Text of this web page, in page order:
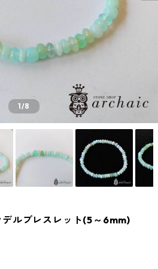
1/8
ルブレスレット(5～6mm)